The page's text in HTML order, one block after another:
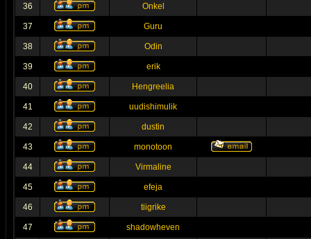
36 Onkel
37 Guru
38 Odin
39 erik
40 Hengreelia
41 uudishimulik
42 dustin
43 monotoon
44 Virmaline
45 efeja
46 tiigrike
47 shadowheven